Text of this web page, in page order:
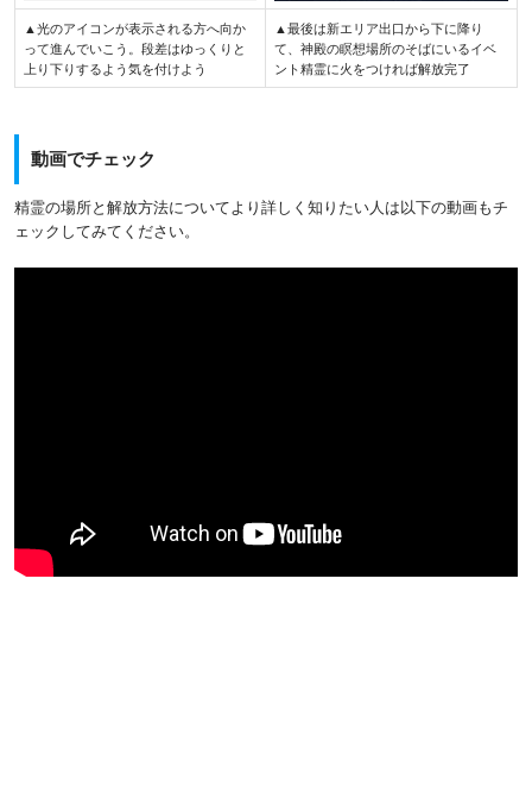
▲光のアイコンが表示される方へ向か
って進んでいこう。段差はゆっくりと
上り下りするよう気を付けよう
▲最後は新エリア出口から下に降り
て、神殿の瞑想場所のそばにいるイベ
ント精霊に火をつければ解放完了
動画でチェック
精霊の場所と解放方法についてより詳しく知りたい人は以下の動画もチ
ェックしてみてください。